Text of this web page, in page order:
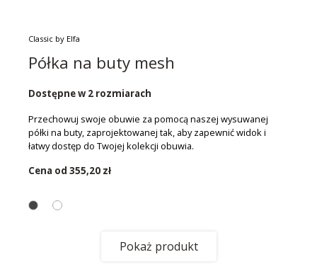
Classic by Elfa
Półka na buty mesh
Dostępne w 2 rozmiarach
Przechowuj swoje obuwie za pomocą naszej wysuwanej
półki na buty, zaprojektowanej tak, aby zapewnić widok i
łatwy dostęp do Twojej kolekcji obuwia.
Cena od 355,20 zł
Pokaż produkt